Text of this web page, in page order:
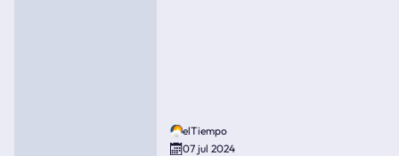
elTiempo
07 jul 2024